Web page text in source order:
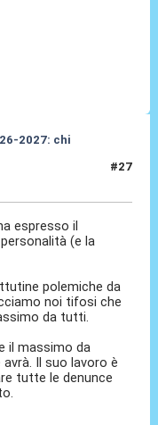
2027: chi
#27
espresso il
(e la
polemiche da
noi tifosi che
da tutti.
il massimo da
Il suo lavoro è
tutte le denunce